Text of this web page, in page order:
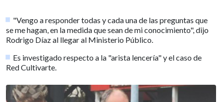
"Vengo a responder todas y cada una de las preguntas que
se me hagan, en la medida que sean de mi conocimiento", dijo
Rodrigo Díaz al llegar al Ministerio Público.
Es investigado respecto a la "arista lencería" y el caso de
Red Cultivarte.